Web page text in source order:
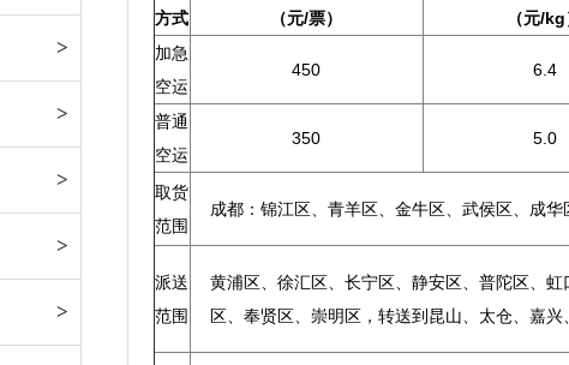
方式
（元/票）
（元/kg
加急
空运
450 6.4
普通
空运
350 5.0
取货
范围
成都：锦江区、青羊区、金牛区、武侯区、成
派送
范围
黄浦区、徐汇区、长宁区、静安区、普陀区、
区、奉贤区、崇明区，转送到昆山、太仓、嘉